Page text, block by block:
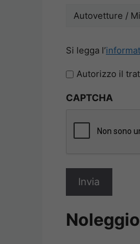
legga
l'informativa
privacy
Si legga l’
Autorizzo il
CAPTCHA